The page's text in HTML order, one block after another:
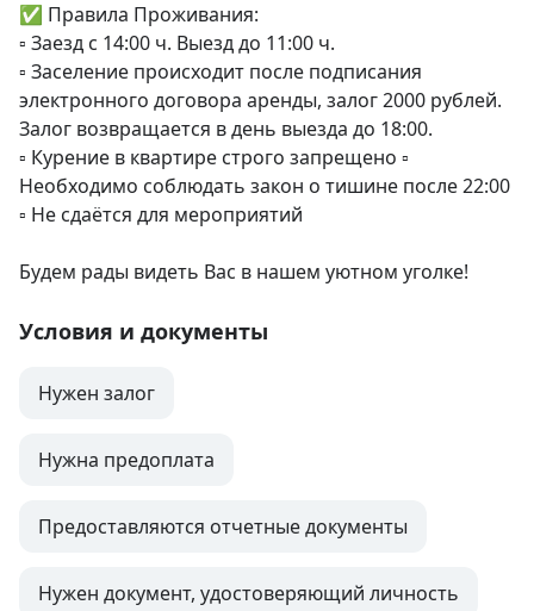
✅ Правила Проживания:
▫️ Заезд с 14:00 ч. Выезд до 11:00 ч.
▫️ Заселение происходит после подписания
электронного договора аренды, залог 2000 рублей.
Залог возвращается в день выезда до 18:00.
▫️ Курение в квартире строго запрещено ▫️
Необходимо соблюдать закон о тишине после 22:00
▫️ Не сдаётся для мероприятий
Будем рады видеть Вас в нашем уютном уголке!
Условия и документы
Нужен залог
Нужна предоплата
Предоставляются отчетные документы
Нужен документ, удостоверяющий личность